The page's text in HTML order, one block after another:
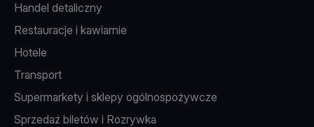
Handel detaliczny
Restauracje i kawiarnie
Hotele
Transport
Supermarkety i sklepy ogólnospożywcze
Sprzedaż biletów i Rozrywka